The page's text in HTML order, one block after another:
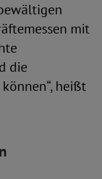
mit
die
heißt